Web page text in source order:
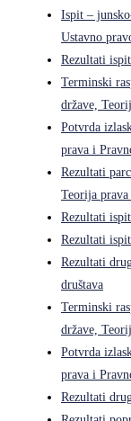
Ispit –
Ustavno
Rezultati
Terminski
države,
Potvrda
prava i
Rezultati
Teorija
Rezultati
Rezultati
Rezultati
društava
Terminski
države,
Potvrda
prava i
Rezultati